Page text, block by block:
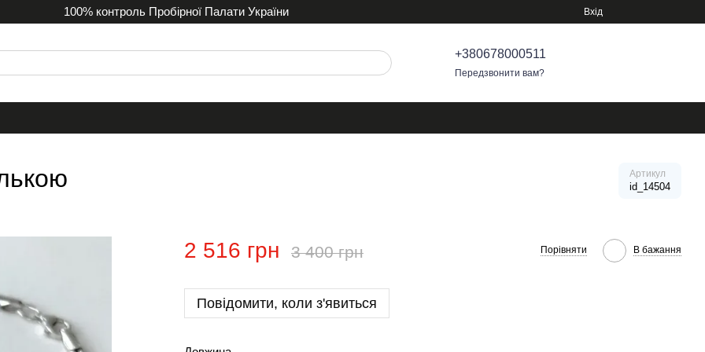
100% контроль Пробірної Палати України Вхід
+380678000511
Передзвонити вам?
Артикул
id_14504
2 516 грн 3 400 грн Порівняти В бажання
Повідомити, коли з'явиться